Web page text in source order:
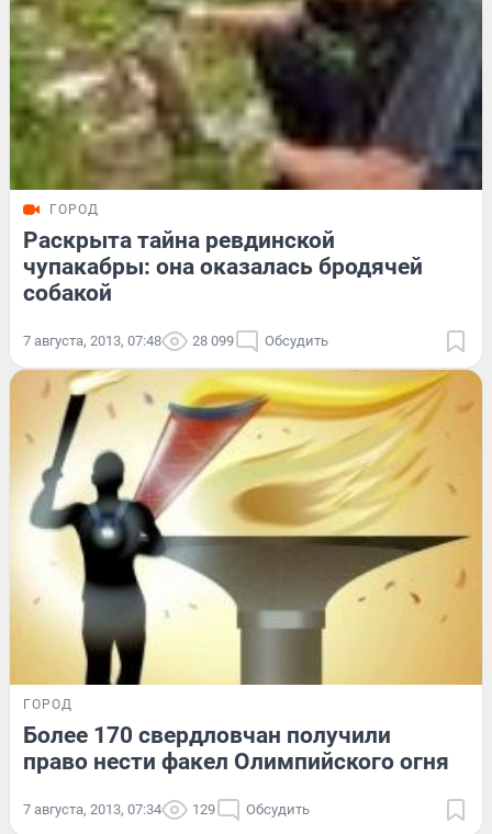
ГОРОД
Раскрыта тайна ревдинской
чупакабры: она оказалась бродячей
собакой
7 августа, 2013, 07:48 28 099 Обсудить
ГОРОД
Более 170 свердловчан получили
право нести факел Олимпийского огня
7 августа, 2013, 07:34 129 Обсудить